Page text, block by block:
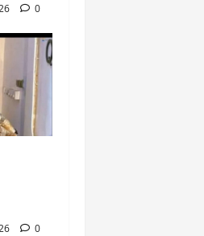
0
0